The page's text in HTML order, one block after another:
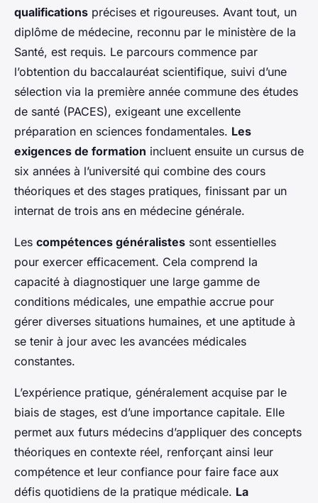
qualifications précises et rigoureuses. Avant tout, un
diplôme de médecine, reconnu par le ministère de la
Santé, est requis. Le parcours commence par
l’obtention du baccalauréat scientifique, suivi d’une
sélection via la première année commune des études
de santé (PACES), exigeant une excellente
préparation en sciences fondamentales. Les
exigences de formation incluent ensuite un cursus de
six années à l’université qui combine des cours
théoriques et des stages pratiques, finissant par un
internat de trois ans en médecine générale.
Les compétences généralistes sont essentielles
pour exercer efficacement. Cela comprend la
capacité à diagnostiquer une large gamme de
conditions médicales, une empathie accrue pour
gérer diverses situations humaines, et une aptitude à
se tenir à jour avec les avancées médicales
constantes.
L’expérience pratique, généralement acquise par le
biais de stages, est d’une importance capitale. Elle
permet aux futurs médecins d’appliquer des concepts
théoriques en contexte réel, renforçant ainsi leur
compétence et leur confiance pour faire face aux
défis quotidiens de la pratique médicale. La